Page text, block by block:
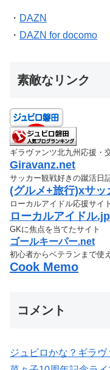
・ DAZN
・ DAZN for docomo
素敵なリンク
ギラヴァンツ北九州応援・
Giravanz.net
サッカー観戦好きの蹴活日
(グルメ+旅行)xサ
ローカルアイドル応援サイト
ローカルアイドル.jp
GKに焦点を当てたサイト
ゴールキーパー.net
初心者からベテランまで使
Cook Memo
コメント
ジュビロかな？ギラ